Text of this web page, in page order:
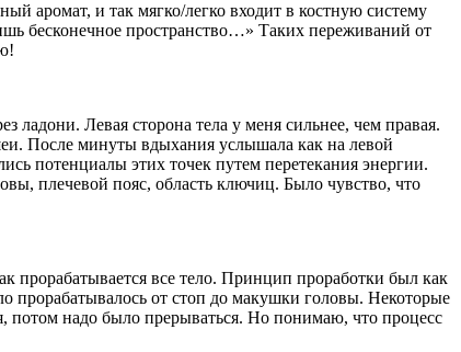
аромат, и так мягко/легко входит в костную систему
бесконечное пространство…» Таких переживаний от
ладони. Левая сторона тела у меня сильнее, чем правая.
После минуты вдыхания услышала как на левой
потенциалы этих точек путем перетекания энергии.
плечевой пояс, область ключиц. Было чувство, что
прорабатывается все тело. Принцип проработки был как
прорабатывалось от стоп до макушки головы. Некоторые
потом надо было прерываться. Но понимаю, что процесс